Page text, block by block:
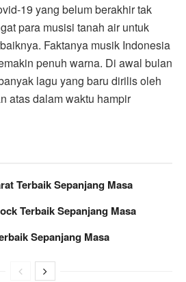
19 yang belum berakhir tak
para musisi tanah air untuk
Faktanya musik Indonesia
penuh warna. Di awal bulan
lagu yang baru dirilis oleh
atas dalam waktu hampir
Terbaik Sepanjang Masa
Terbaik Sepanjang Masa
Sepanjang Masa